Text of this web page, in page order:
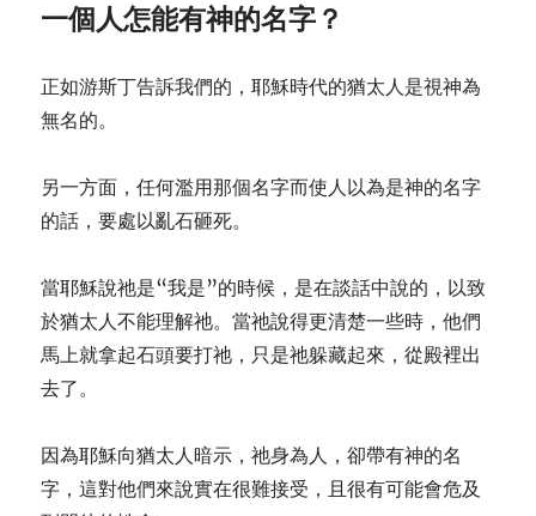
一個人怎能有神的名字？
正如游斯丁告訴我們的，耶穌時代的猶太人是視神為
無名的。
另一方面，任何濫用那個名字而使人以為是神的名字
的話，要處以亂石砸死。
當耶穌說祂是“我是”的時候，是在談話中說的，以致
於猶太人不能理解祂。當祂說得更清楚一些時，他們
馬上就拿起石頭要打祂，只是祂躲藏起來，從殿裡出
去了。
因為耶穌向猶太人暗示，祂身為人，卻帶有神的名
字，這對他們來說實在很難接受，且很有可能會危及